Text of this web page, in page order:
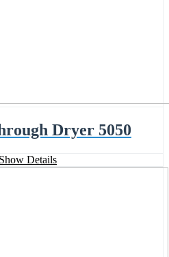
Dryer 5050
Show Details